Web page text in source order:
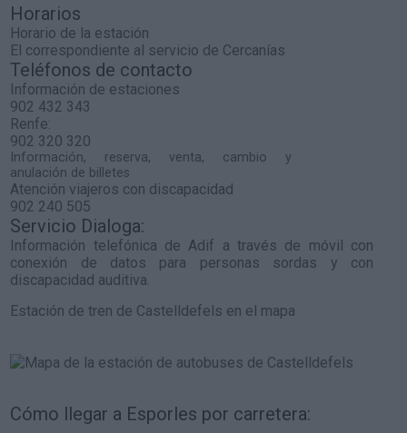
Horarios
Horario de la estación
El correspondiente al servicio de Cercanías
Teléfonos de contacto
Información de estaciones
902 432 343
Renfe:
902 320 320
Información, reserva, venta, cambio y
anulación de billetes
Atención viajeros con discapacidad
902 240 505
Servicio Dialoga:
Información telefónica de Adif a través de móvil con
conexión de datos para personas sordas y con
discapacidad auditiva.
Estación de tren de Castelldefels en el mapa
Cómo llegar a Esporles por carretera: